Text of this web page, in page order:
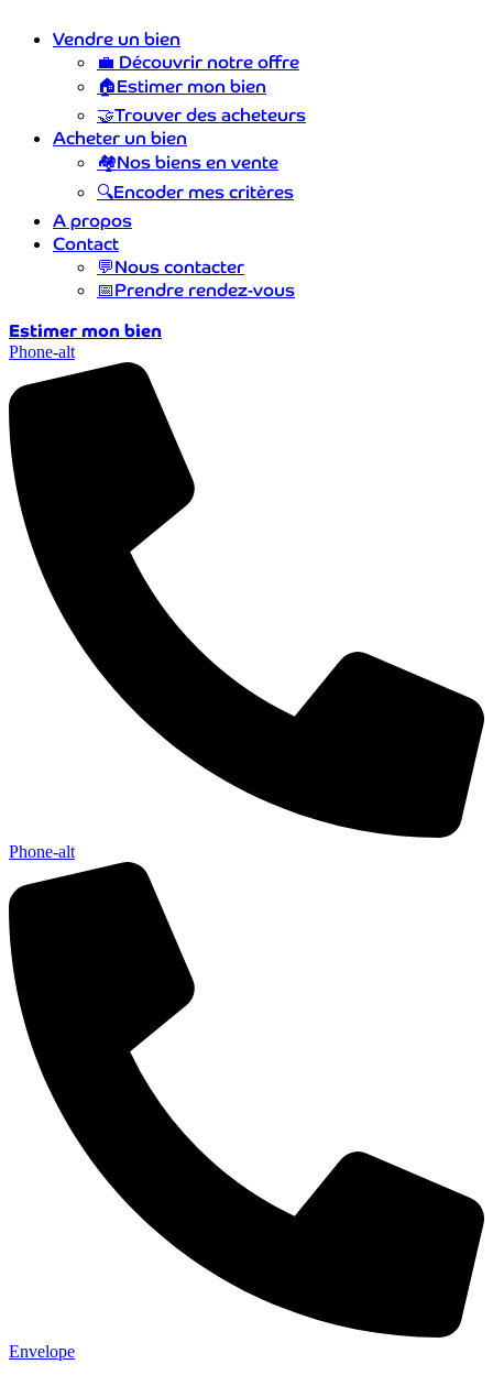
Vendre un bien
💼 Découvrir notre offre
🏠Estimer mon bien
🤝Trouver des acheteurs
Acheter un bien
🏘️Nos biens en vente
🔍Encoder mes critères
A propos
Contact
💬Nous contacter
📅Prendre rendez-vous
Estimer mon bien
Phone-alt
Phone-alt
Envelope